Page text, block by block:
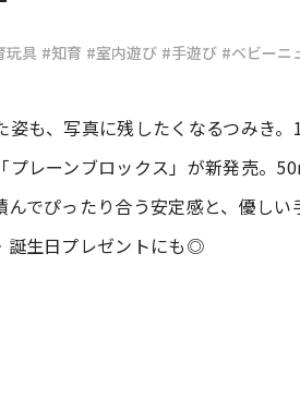
玩具 #知育 #室内遊び #手遊び #ベビーニ
姿も、写真に残したくなるつみき
プレーンブロックス」が新発売。
んでぴったり合う安定感と、優し
誕生日プレゼントにも◎